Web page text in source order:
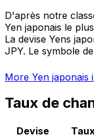
D'après notre
Yen japonais le
La devise Yens
JPY. Le symbole
More Yen japonais
Taux de
Devise